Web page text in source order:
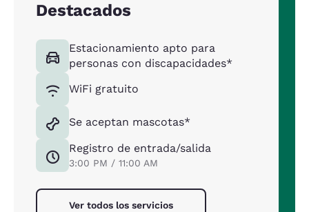
Destacados
Estacionamiento apto para
personas con discapacidades*
WiFi gratuito
Se aceptan mascotas*
Registro de entrada/salida
3:00 PM / 11:00 AM
Ver todos los servicios